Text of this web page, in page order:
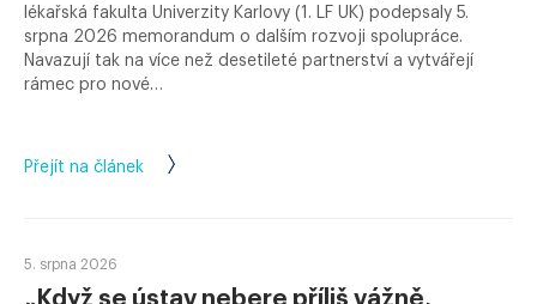
lékařská fakulta Univerzity Karlovy (1. LF UK) podepsaly 5.
srpna 2026 memorandum o dalším rozvoji spolupráce.
Navazují tak na více než desetileté partnerství a vytvářejí
rámec pro nové…
Přejít na článek
5. srpna 2026